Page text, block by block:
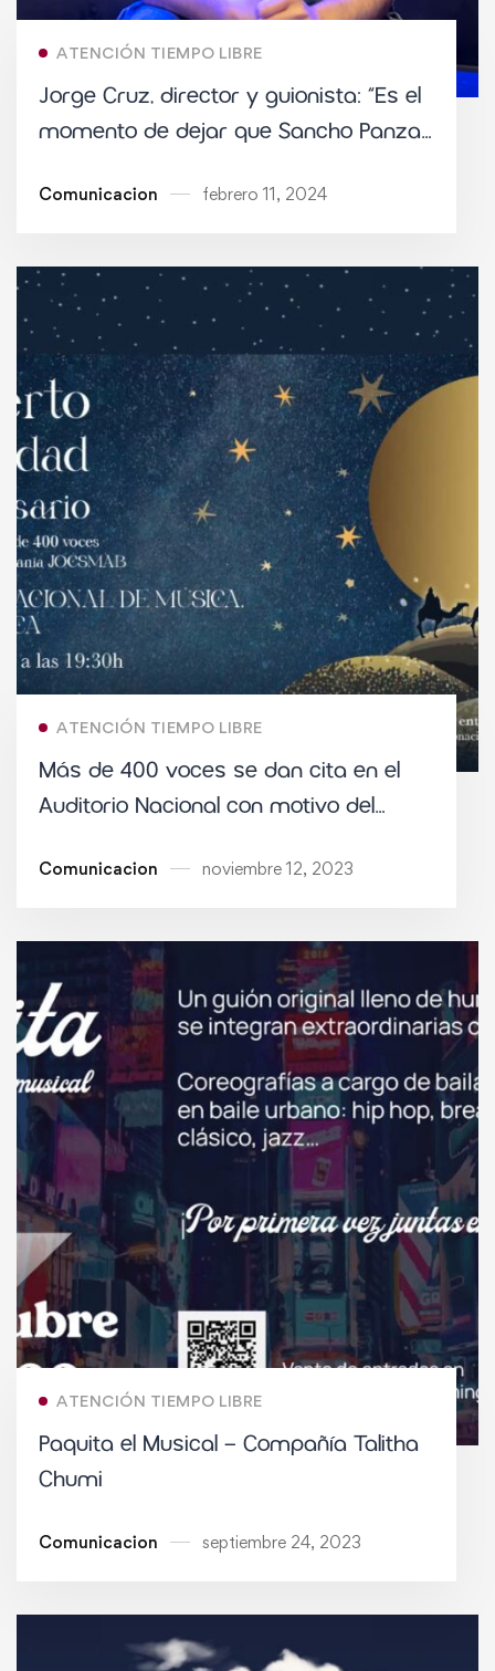
ATENCIÓN TIEMPO LIBRE
Jorge Cruz, director y guionista: “Es el
momento de dejar que Sancho Panza
Comunicacion febrero 11, 2024
ATENCIÓN TIEMPO LIBRE
Más de 400 voces se dan cita en el
Auditorio Nacional con motivo del
Comunicacion noviembre 12, 2023
ATENCIÓN TIEMPO LIBRE
Paquita el Musical – Compañía Talitha
Chumi
Comunicacion septiembre 24, 2023